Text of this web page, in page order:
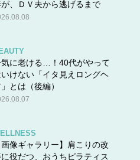
、ＤＶ夫から逃げるまで
気に老ける…！40代がやって
いけない「イタ見えロングヘ
とは（後編）
画像ギャラリー】肩こりの改
役だつ、おうちピラティス